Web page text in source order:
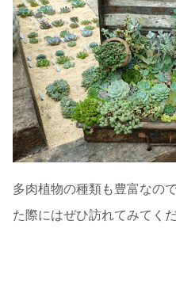
多肉植物の種類も豊富なの
た際にはぜひ訪れてみてく